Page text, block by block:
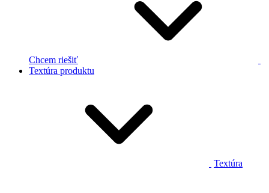
Chcem riešiť
Textúra produktu
Textúra